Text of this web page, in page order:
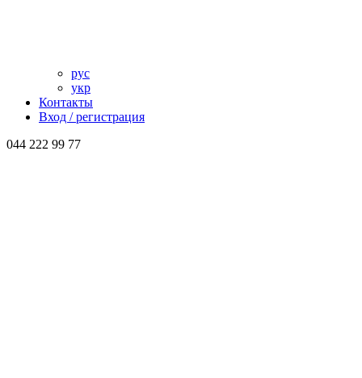
рус
укр
Контакты
Вход / регистрация
044 222 99 77